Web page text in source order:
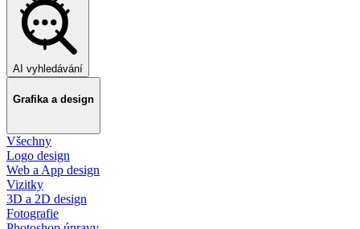
AI vyhledávání
Grafika a design
Všechny
Logo design
Web a App design
Vizitky
3D a 2D design
Fotografie